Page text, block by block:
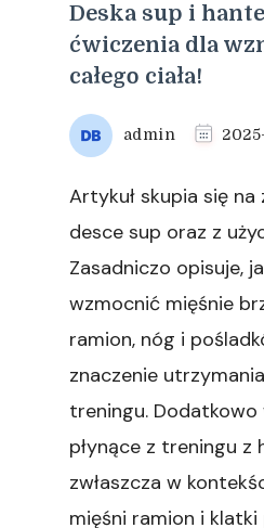
Deska sup i
ćwiczenia dla
całego ciała!
admin
Artykuł skupia się
desce sup oraz z
Zasadniczo opisuje,
wzmocnić mięśnie
ramion, nóg i
znaczenie
treningu. Dodatkowo
płynące z treningu z
zwłaszcza w
mięśni ramion i klatki